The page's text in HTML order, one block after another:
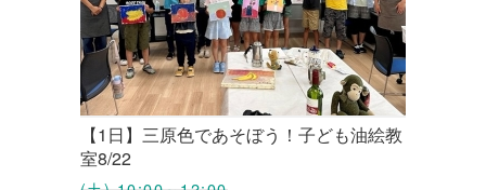
【1日】三原色であそぼう！子ども油絵教
室8/22